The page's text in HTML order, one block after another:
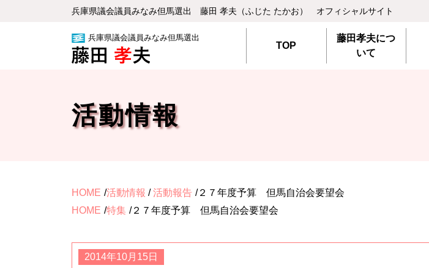
兵庫県議会議員みなみ但⾺選出 藤⽥ 孝夫（ふじた たかお） オフィシャルサイト
兵庫県議会議員みなみ但馬選出
TOP
藤田孝夫につ
いて
活動情報
HOME 活動情報 /活動報告 ２７年度予算 但馬自治会要望会
HOME 特集 ２７年度予算 但馬自治会要望会
2014年10月15日